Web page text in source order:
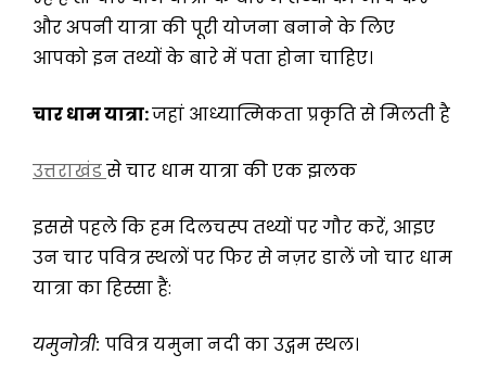
और अपनी यात्रा की पूरी योजना बनाने के लिए
आपको इन तथ्यों के बारे में पता होना चाहिए।
चार धाम यात्रा:जहां आध्यात्मिकता प्रकृति से मिलती है
उत्तराखंडसे चार धाम यात्रा की एक झलक
इससे पहले कि हम दिलचस्प तथ्यों पर गौर करें, आइए
उन चार पवित्र स्थलों पर फिर से नज़र डालें जो चार धाम
यात्रा का हिस्सा हैं:
यमुनोत्री: पवित्र यमुना नदी का उद्गम स्थल।